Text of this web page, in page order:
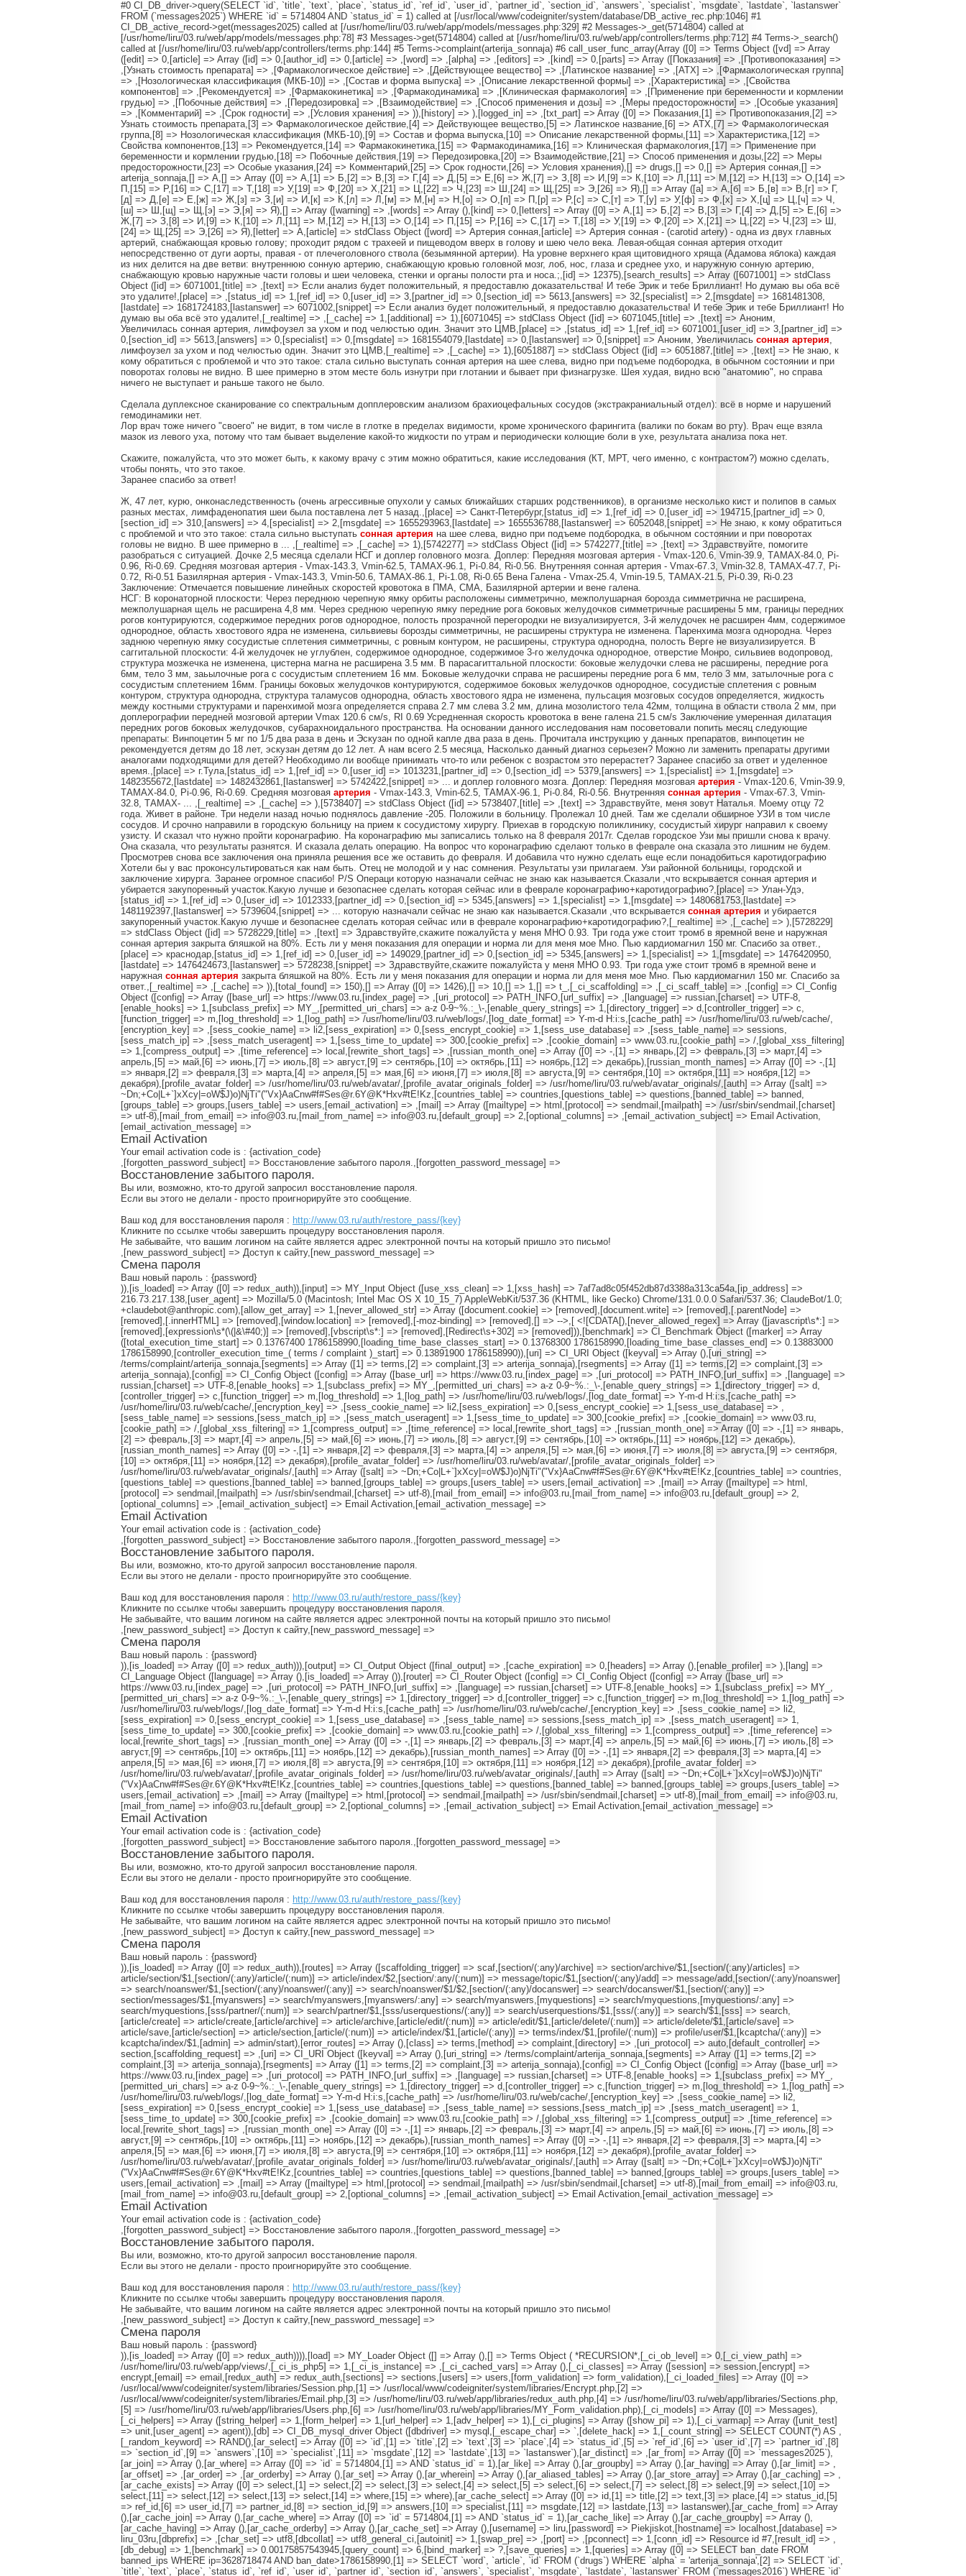
#0 CI_DB_driver->query(SELECT `id`, `title`, `text`, `place`, `status_id`, `ref_id`, `user_id`, `partner_id`, `section_id`, `answers`, `specialist`, `msgdate`, `lastdate`, `lastanswer`
FROM (`messages2025`) WHERE `id` = 5714804 AND `status_id` = 1) called at [/usr/local/www/codeigniter/system/database/DB_active_rec.php:1046] #1
CI_DB_active_record->get(messages2025) called at [/usr/home/liru/03.ru/web/app/models/messages.php:329] #2 Messages->_get(5714804) called at
[/usr/home/liru/03.ru/web/app/models/messages.php:78] #3 Messages->get(5714804) called at [/usr/home/liru/03.ru/web/app/controllers/terms.php:712] #4 Terms->_search()
called at [/usr/home/liru/03.ru/web/app/controllers/terms.php:144] #5 Terms->complaint(arterija_sonnaja) #6 call_user_func_array(Array ([0] => Terms Object ([vd] => Array
([edit] => 0,[article] => Array ([id] => 0,[author_id] => 0,[article] => ,[word] => ,[alpha] => ,[editors] => ,[kind] => 0,[parts] => Array ([Показания] => ,[Противопоказания] =>
,[Узнать стоимость препарата] => ,[Фармакологическое действие] => ,[Действующее вещество] => ,[Латинское название] => ,[АТХ] => ,[Фармакологическая группа]
=> ,[Нозологическая классификация (МКБ-10)] => ,[Состав и форма выпуска] => ,[Описание лекарственной формы] => ,[Характеристика] => ,[Свойства
компонентов] => ,[Рекомендуется] => ,[Фармакокинетика] => ,[Фармакодинамика] => ,[Клиническая фармакология] => ,[Применение при беременности и кормлении
грудью] => ,[Побочные действия] => ,[Передозировка] => ,[Взаимодействие] => ,[Способ применения и дозы] => ,[Меры предосторожности] => ,[Особые указания]
=> ,[Комментарий] => ,[Срок годности] => ,[Условия хранения] => )),[history] => ),[logged_in] => ,[txt_part] => Array ([0] => Показания,[1] => Противопоказания,[2] =>
Узнать стоимость препарата,[3] => Фармакологическое действие,[4] => Действующее вещество,[5] => Латинское название,[6] => АТХ,[7] => Фармакологическая
группа,[8] => Нозологическая классификация (МКБ-10),[9] => Состав и форма выпуска,[10] => Описание лекарственной формы,[11] => Характеристика,[12] =>
Свойства компонентов,[13] => Рекомендуется,[14] => Фармакокинетика,[15] => Фармакодинамика,[16] => Клиническая фармакология,[17] => Применение при
беременности и кормлении грудью,[18] => Побочные действия,[19] => Передозировка,[20] => Взаимодействие,[21] => Способ применения и дозы,[22] => Меры
предосторожности,[23] => Особые указания,[24] => Комментарий,[25] => Срок годности,[26] => Условия хранения),[] => drugs,[] => 0,[] => Артерия сонная,[] =>
arterija_sonnaja,[] => А,[] => Array ([0] => А,[1] => Б,[2] => В,[3] => Г,[4] => Д,[5] => Е,[6] => Ж,[7] => З,[8] => И,[9] => К,[10] => Л,[11] => М,[12] => Н,[13] => О,[14] =>
П,[15] => Р,[16] => С,[17] => Т,[18] => У,[19] => Ф,[20] => Х,[21] => Ц,[22] => Ч,[23] => Ш,[24] => Щ,[25] => Э,[26] => Я),[] => Array ([а] => А,[б] => Б,[в] => В,[г] => Г,
[д] => Д,[е] => Е,[ж] => Ж,[з] => З,[и] => И,[к] => К,[л] => Л,[м] => М,[н] => Н,[о] => О,[п] => П,[р] => Р,[с] => С,[т] => Т,[у] => У,[ф] => Ф,[х] => Х,[ц] => Ц,[ч] => Ч,
[ш] => Ш,[щ] => Щ,[э] => Э,[я] => Я),[] => Array ([warning] => ,[words] => Array (),[kind] => 0,[letters] => Array ([0] => А,[1] => Б,[2] => В,[3] => Г,[4] => Д,[5] => Е,[6] =>
Ж,[7] => З,[8] => И,[9] => К,[10] => Л,[11] => М,[12] => Н,[13] => О,[14] => П,[15] => Р,[16] => С,[17] => Т,[18] => У,[19] => Ф,[20] => Х,[21] => Ц,[22] => Ч,[23] => Ш,
[24] => Щ,[25] => Э,[26] => Я),[letter] => А,[article] => stdClass Object ([word] => Артерия сонная,[article] => Артерия сонная - (carotid artery) - одна из двух главных
артерий, снабжающая кровью голову; проходит рядом с трахеей и пищеводом вверх в голову и шею чело века. Левая-общая сонная артерия отходит
непосредственно от дуги аорты, правая - от плечеголовного ствола (безымянной артерии). На уровне верхнего края щитовидного хряща (Адамова яблока) каждая
из них делится на две ветви: внутреннюю сонную артерию, снабжающую кровью головной мозг, лоб, нос, глаза и среднее ухо, и наружную сонную артерию,
снабжающую кровью наружные части головы и шеи человека, стенки и органы полости рта и носа.;,[id] => 12375),[search_results] => Array ([6071001] => stdClass
Object ([id] => 6071001,[title] => ,[text] => Если анализ будет положительный, я предоставлю доказательства! И тебе Эрик и тебе Бриллиант! Но думаю вы оба всё
это удалите!,[place] => ,[status_id] => 1,[ref_id] => 0,[user_id] => 3,[partner_id] => 0,[section_id] => 5613,[answers] => 32,[specialist] => 2,[msgdate] => 1681481308,
[lastdate] => 1681724183,[lastanswer] => 6071002,[snippet] => Если анализ будет положительный, я предоставлю доказательства! И тебе Эрик и тебе Бриллиант! Но
думаю вы оба всё это удалите!,[_realtime] => ,[_cache] => 1,[additional] => 1),[6071045] => stdClass Object ([id] => 6071045,[title] => ,[text] => Аноним,
Увеличилась сонная артерия, лимфоузел за ухом и под челюстью один. Значит это ЦМВ,[place] => ,[status_id] => 1,[ref_id] => 6071001,[user_id] => 3,[partner_id] =>
0,[section_id] => 5613,[answers] => 0,[specialist] => 0,[msgdate] => 1681554079,[lastdate] => 0,[lastanswer] => 0,[snippet] => Аноним, Увеличилась сонная артерия,
лимфоузел за ухом и под челюстью один. Значит это ЦМВ,[_realtime] => ,[_cache] => 1),[6051887] => stdClass Object ([id] => 6051887,[title] => ,[text] => Не знаю, к
кому обратиться с проблемой и что это такое: стала сильно выступать сонная артерия на шее слева, видно при подъеме подбородка, в обычном состоянии и при
поворотах головы не видно. В шее примерно в этом месте боль изнутри при глотании и бывает при физнагрузке. Шея худая, видно всю "анатомию", но справа
ничего не выступает и раньше такого не было.
Сделала дуплексное сканирование со спектральным допплеровским анализом брахиоцефальных сосудов (экстракраниальный отдел): всё в норме и нарушений
гемодинамики нет.
Лор врач тоже ничего "своего" не видит, в том числе в глотке в пределах видимости, кроме хронического фарингита (валики по бокам во рту). Врач еще взяла
мазок из левого уха, потому что там бывает выделение какой-то жидкости по утрам и периодически колющие боли в ухе, результата анализа пока нет.
Скажите, пожалуйста, что это может быть, к какому врачу с этим можно обратиться, какие исследования (КТ, МРТ, чего именно, с контрастом?) можно сделать,
чтобы понять, что это такое.
Заранее спасибо за ответ!
Ж, 47 лет, курю, онконаследственность (очень агрессивные опухоли у самых ближайших старших родственников), в организме несколько кист и полипов в самых
разных местах, лимфаденопатия шеи была поставлена лет 5 назад.,[place] => Санкт-Петербург,[status_id] => 1,[ref_id] => 0,[user_id] => 194715,[partner_id] => 0,
[section_id] => 310,[answers] => 4,[specialist] => 2,[msgdate] => 1655293963,[lastdate] => 1655536788,[lastanswer] => 6052048,[snippet] => Не знаю, к кому обратиться
с проблемой и что это такое: стала сильно выступать сонная артерия на шее слева, видно при подъеме подбородка, в обычном состоянии и при поворотах
головы не видно. В шее примерно в ... ,[_realtime] => ,[_cache] => 1),[5742277] => stdClass Object ([id] => 5742277,[title] => ,[text] => Здравствуйте, помогите
разобраться с ситуацией. Дочке 2,5 месяца сделали НСГ и доплер головного мозга. Доплер: Передняя мозговая артерия - Vmax-120.6, Vmin-39.9, ТАМАХ-84.0, Pi-
0.96, Ri-0.69. Средняя мозговая артерия - Vmax-143.3, Vmin-62.5, ТАМАХ-96.1, Pi-0.84, Ri-0.56. Внутренняя сонная артерия - Vmax-67.3, Vmin-32.8, ТАМАХ-47.7, Pi-
0.72, Ri-0.51 Базилярная артерия - Vmax-143.3, Vmin-50.6, ТАМАХ-86.1, Pi-1.08, Ri-0.65 Вена Галена - Vmax-25.4, Vmin-19.5, ТАМАХ-21.5, Pi-0.39, Ri-0.23
Заключение: Отмечается повышение линейных скоростей кровотока в ПМА, СМА, Базилярной артерии и вене галена.
НСГ: В коронаторной плоскости: Через переднюю черепную ямку орбиты расположены симметрично, межполушарная борозда симметрична не расширена,
межполушарная щель не расширена 4,8 мм. Через среднюю черепную ямку передние рога боковых желудочков симметричные расширены 5 мм, границы передних
рогов контурируются, содержимое передних рогов однородное, полость прозрачной перегородки не визуализируется, 3-й желудочек не расширен 4мм, содержимое
однородное, область хвостового ядра не изменена, сильвиевы борозды симметричны, не расширены структура не изменена. Паренхима мозга однородна. Через
заднюю черепную ямку сосудистые сплетения симметричны, с ровным контуром, не расширены, структура однородна, полость Верге не визуализируется. В
саггитальной плоскости: 4-й желудочек не углублен, содержимое однородное, содержимое 3-го желудочка однородное, отверстие Монро, сильвиев водопровод,
структура мозжечка не изменена, цистерна магна не расширена 3.5 мм. В парасагиттальной плоскости: боковые желудочки слева не расширены, передние рога
6мм, тело 3 мм, заьылочные рога с сосудистым сплетением 16 мм. Боковые желудочки справа не расширены передние рога 6 мм, тело 3 мм, затылочные рога с
сосудистым сплетением 16мм. Границы боковых желудочков контурируются, содержимое боковых желудочков однородное, сосудистые сплетения с ровным
контуром, структура однородна, структура таламусов однородна, область хвостового ядра не изменена, пульсация мозговых сосудов определяется, жидкость
между костными структурами и паренхимой мозга определяется справа 2.7 мм слева 3.2 мм, длина мозолистого тела 42мм, толщина в области ствола 2 мм, при
доплерографии передней мозговой артерии Vmax 120.6 см/s, RI 0.69 Усредненная скорость кровотока в вене галена 21.5 см/s Заключение умеренная дилатация
передних рогов боковых желудочков, субарахноидального пространства. На основании данного исследования нам посоветовали попить месяц следующие
препараты: Винпоцетин 5 мг по 1/5 два раза в день и Эскузан по одной капле два раза в день. Прочитала инструкцию у данных препаратов, винпоцетин не
рекомендуется детям до 18 лет, эскузан детям до 12 лет. А нам всего 2.5 месяца, Насколько данный диагноз серьезен? Можно ли заменить препараты другими
аналогами подходящими для детей? Необходимо ли вообще принимать что-то или ребенок с возрастом это перерастет? Заранее спасибо за ответ и уделенное
время.,[place] => г.Тула,[status_id] => 1,[ref_id] => 0,[user_id] => 1013231,[partner_id] => 0,[section_id] => 5379,[answers] => 1,[specialist] => 1,[msgdate] =>
1482355672,[lastdate] => 1482432861,[lastanswer] => 5742422,[snippet] => ... и доплер головного мозга. Доплер: Передняя мозговая артерия - Vmax-120.6, Vmin-39.9,
ТАМАХ-84.0, Pi-0.96, Ri-0.69. Средняя мозговая артерия - Vmax-143.3, Vmin-62.5, ТАМАХ-96.1, Pi-0.84, Ri-0.56. Внутренняя сонная артерия - Vmax-67.3, Vmin-
32.8, ТАМАХ- ... ,[_realtime] => ,[_cache] => ),[5738407] => stdClass Object ([id] => 5738407,[title] => ,[text] => Здравствуйте, меня зовут Наталья. Моему отцу 72
года. Живет в районе. Три недели назад ночью поднялось давление -205. Положили в больницу. Пролежал 10 дней. Там же сделали обширное УЗИ в том числе
сосудов. И срочно направили в городскую больницу на прием к сосудистому хирургу. Приехав в городскую поликлинику, сосудистый хирург направил к своему
узисту. И сказал что нужно пройти коронаграфию. На коронаграфию мы записались только на 8 февраля 2017г. Сделав городское Узи мы пришли снова к врачу.
Она сказала, что результаты разнятся. И сказала делать операцию. На вопрос что коронаграфию сделают только в феврале она сказала это лишним не будем.
Просмотрев снова все заключения она приняла решения все же оставить до февраля. И добавила что нужно сделать еще если понадобиться каротидографию
Хотели бы у вас проконсультироваться как нам быть. Отец не молодой и у нас сомнения. Результаты узи прилагаем. Узи районной больницы, городской и
заключение хирурга. Заранее огромное спасибо! P/S Операци которую назначали сейчас не знаю как называется.Сказали ,что вскрывается сонная артерия и
убирается закупоренный участок.Какую лучше и безопаснее сделать которая сейчас или в феврале коронаграфию+каротидографию?,[place] => Улан-Удэ,
[status_id] => 1,[ref_id] => 0,[user_id] => 1012333,[partner_id] => 0,[section_id] => 5345,[answers] => 1,[specialist] => 1,[msgdate] => 1480681753,[lastdate] =>
1481192397,[lastanswer] => 5739604,[snippet] => ... которую назначали сейчас не знаю как называется.Сказали ,что вскрывается сонная артерия и убирается
закупоренный участок.Какую лучше и безопаснее сделать которая сейчас или в феврале коронаграфию+каротидографию?,[_realtime] => ,[_cache] => ),[5728229]
=> stdClass Object ([id] => 5728229,[title] => ,[text] => Здравствуйте,скажите пожалуйста у меня МНО 0.93. Три года уже стоит тромб в яремной вене и наружная
сонная артерия закрыта бляшкой на 80%. Есть ли у меня показания для операции и норма ли для меня мое Мно. Пью кардиомагнил 150 мг. Спасибо за ответ.,
[place] => краснодар,[status_id] => 1,[ref_id] => 0,[user_id] => 149029,[partner_id] => 0,[section_id] => 5345,[answers] => 1,[specialist] => 1,[msgdate] => 1476420950,
[lastdate] => 1476424673,[lastanswer] => 5728238,[snippet] => Здравствуйте,скажите пожалуйста у меня МНО 0.93. Три года уже стоит тромб в яремной вене и
наружная сонная артерия закрыта бляшкой на 80%. Есть ли у меня показания для операции и норма ли для меня мое Мно. Пью кардиомагнил 150 мг. Спасибо за
ответ.,[_realtime] => ,[_cache] => )),[total_found] => 150),[] => Array ([0] => 1426),[] => 10,[] => 1,[] => t_,[_ci_scaffolding] => ,[_ci_scaff_table] => ,[config] => CI_Config
Object ([config] => Array ([base_url] => https://www.03.ru,[index_page] => ,[uri_protocol] => PATH_INFO,[url_suffix] => ,[language] => russian,[charset] => UTF-8,
[enable_hooks] => 1,[subclass_prefix] => MY_,[permitted_uri_chars] => a-z 0-9~%.:_\-,[enable_query_strings] => 1,[directory_trigger] => d,[controller_trigger] => c,
[function_trigger] => m,[log_threshold] => 1,[log_path] => /usr/home/liru/03.ru/web/logs/,[log_date_format] => Y-m-d H:i:s,[cache_path] => /usr/home/liru/03.ru/web/cache/,
[encryption_key] => ,[sess_cookie_name] => li2,[sess_expiration] => 0,[sess_encrypt_cookie] => 1,[sess_use_database] => ,[sess_table_name] => sessions,
[sess_match_ip] => ,[sess_match_useragent] => 1,[sess_time_to_update] => 300,[cookie_prefix] => ,[cookie_domain] => www.03.ru,[cookie_path] => /,[global_xss_filtering]
=> 1,[compress_output] => ,[time_reference] => local,[rewrite_short_tags] => ,[russian_month_one] => Array ([0] => -,[1] => январь,[2] => февраль,[3] => март,[4] =>
апрель,[5] => май,[6] => июнь,[7] => июль,[8] => август,[9] => сентябрь,[10] => октябрь,[11] => ноябрь,[12] => декабрь),[russian_month_names] => Array ([0] => -,[1]
=> января,[2] => февраля,[3] => марта,[4] => апреля,[5] => мая,[6] => июня,[7] => июля,[8] => августа,[9] => сентября,[10] => октября,[11] => ноября,[12] =>
декабря),[profile_avatar_folder] => /usr/home/liru/03.ru/web/avatar/,[profile_avatar_originals_folder] => /usr/home/liru/03.ru/web/avatar_originals/,[auth] => Array ([salt] =>
~Dn;+Co|L+`]xXcy|=oW$J)o)NjTi"("Vx}AaCnw#f#Ses@r.6Y@K*Hxv#tE!Kz,[countries_table] => countries,[questions_table] => questions,[banned_table] => banned,
[groups_table] => groups,[users_table] => users,[email_activation] => ,[mail] => Array ([mailtype] => html,[protocol] => sendmail,[mailpath] => /usr/sbin/sendmail,[charset]
=> utf-8),[mail_from_email] => info@03.ru,[mail_from_name] => info@03.ru,[default_group] => 2,[optional_columns] => ,[email_activation_subject] => Email Activation,
[email_activation_message] =>
Email Activation
Your email activation code is : {activation_code}
,[forgotten_password_subject] => Восстановление забытого пароля.,[forgotten_password_message] =>
Восстановление забытого пароля.
Вы или, возможно, кто-то другой запросил восстановление пароля.
Если вы этого не делали - просто проигнорируйте это сообщение.
Ваш код для восстановления пароля : http://www.03.ru/auth/restore_pass/{key}
Кликните по ссылке чтобы завершить процедуру восстановления пароля.
Не забывайте, что вашим логином на сайте является адрес электронной почты на который пришло это письмо!
,[new_password_subject] => Доступ к сайту,[new_password_message] =>
Смена пароля
Ваш новый пароль : {password}
)),[is_loaded] => Array ([0] => redux_auth)),[input] => MY_Input Object ([use_xss_clean] => 1,[xss_hash] => 7af7ad8c05f452db87d3388a313ca54a,[ip_address] =>
216.73.217.138,[user_agent] => Mozilla/5.0 (Macintosh; Intel Mac OS X 10_15_7) AppleWebKit/537.36 (KHTML, like Gecko) Chrome/131.0.0.0 Safari/537.36; ClaudeBot/1.0;
+claudebot@anthropic.com),[allow_get_array] => 1,[never_allowed_str] => Array ([document.cookie] => [removed],[document.write] => [removed],[.parentNode] =>
[removed],[.innerHTML] => [removed],[window.location] => [removed],[-moz-binding] => [removed],[] => -->,[ <![CDATA[),[never_allowed_regex] => Array ([javascript\s*:] =>
[removed],[expression\s*(\(|&\#40;)] => [removed],[vbscript\s*:] => [removed],[Redirect\s+302] => [removed])),[benchmark] => CI_Benchmark Object ([marker] => Array
([total_execution_time_start] => 0.13767400 1786158990,[loading_time_base_classes_start] => 0.13768300 1786158990,[loading_time_base_classes_end] => 0.13883000
1786158990,[controller_execution_time_( terms / complaint )_start] => 0.13891900 1786158990)),[uri] => CI_URI Object ([keyval] => Array (),[uri_string] =>
/terms/complaint/arterija_sonnaja,[segments] => Array ([1] => terms,[2] => complaint,[3] => arterija_sonnaja),[rsegments] => Array ([1] => terms,[2] => complaint,[3] =>
arterija_sonnaja),[config] => CI_Config Object ([config] => Array ([base_url] => https://www.03.ru,[index_page] => ,[uri_protocol] => PATH_INFO,[url_suffix] => ,[language] =>
russian,[charset] => UTF-8,[enable_hooks] => 1,[subclass_prefix] => MY_,[permitted_uri_chars] => a-z 0-9~%.:_\-,[enable_query_strings] => 1,[directory_trigger] => d,
[controller_trigger] => c,[function_trigger] => m,[log_threshold] => 1,[log_path] => /usr/home/liru/03.ru/web/logs/,[log_date_format] => Y-m-d H:i:s,[cache_path] =>
/usr/home/liru/03.ru/web/cache/,[encryption_key] => ,[sess_cookie_name] => li2,[sess_expiration] => 0,[sess_encrypt_cookie] => 1,[sess_use_database] => ,
[sess_table_name] => sessions,[sess_match_ip] => ,[sess_match_useragent] => 1,[sess_time_to_update] => 300,[cookie_prefix] => ,[cookie_domain] => www.03.ru,
[cookie_path] => /,[global_xss_filtering] => 1,[compress_output] => ,[time_reference] => local,[rewrite_short_tags] => ,[russian_month_one] => Array ([0] => -,[1] => январь,
[2] => февраль,[3] => март,[4] => апрель,[5] => май,[6] => июнь,[7] => июль,[8] => август,[9] => сентябрь,[10] => октябрь,[11] => ноябрь,[12] => декабрь),
[russian_month_names] => Array ([0] => -,[1] => января,[2] => февраля,[3] => марта,[4] => апреля,[5] => мая,[6] => июня,[7] => июля,[8] => августа,[9] => сентября,
[10] => октября,[11] => ноября,[12] => декабря),[profile_avatar_folder] => /usr/home/liru/03.ru/web/avatar/,[profile_avatar_originals_folder] =>
/usr/home/liru/03.ru/web/avatar_originals/,[auth] => Array ([salt] => ~Dn;+Co|L+`]xXcy|=oW$J)o)NjTi"("Vx}AaCnw#f#Ses@r.6Y@K*Hxv#tE!Kz,[countries_table] => countries,
[questions_table] => questions,[banned_table] => banned,[groups_table] => groups,[users_table] => users,[email_activation] => ,[mail] => Array ([mailtype] => html,
[protocol] => sendmail,[mailpath] => /usr/sbin/sendmail,[charset] => utf-8),[mail_from_email] => info@03.ru,[mail_from_name] => info@03.ru,[default_group] => 2,
[optional_columns] => ,[email_activation_subject] => Email Activation,[email_activation_message] =>
Email Activation
Your email activation code is : {activation_code}
,[forgotten_password_subject] => Восстановление забытого пароля.,[forgotten_password_message] =>
Восстановление забытого пароля.
Вы или, возможно, кто-то другой запросил восстановление пароля.
Если вы этого не делали - просто проигнорируйте это сообщение.
Ваш код для восстановления пароля : http://www.03.ru/auth/restore_pass/{key}
Кликните по ссылке чтобы завершить процедуру восстановления пароля.
Не забывайте, что вашим логином на сайте является адрес электронной почты на который пришло это письмо!
,[new_password_subject] => Доступ к сайту,[new_password_message] =>
Смена пароля
Ваш новый пароль : {password}
)),[is_loaded] => Array ([0] => redux_auth))),[output] => CI_Output Object ([final_output] => ,[cache_expiration] => 0,[headers] => Array (),[enable_profiler] => ),[lang] =>
CI_Language Object ([language] => Array (),[is_loaded] => Array ()),[router] => CI_Router Object ([config] => CI_Config Object ([config] => Array ([base_url] =>
https://www.03.ru,[index_page] => ,[uri_protocol] => PATH_INFO,[url_suffix] => ,[language] => russian,[charset] => UTF-8,[enable_hooks] => 1,[subclass_prefix] => MY_,
[permitted_uri_chars] => a-z 0-9~%.:_\-,[enable_query_strings] => 1,[directory_trigger] => d,[controller_trigger] => c,[function_trigger] => m,[log_threshold] => 1,[log_path] =>
/usr/home/liru/03.ru/web/logs/,[log_date_format] => Y-m-d H:i:s,[cache_path] => /usr/home/liru/03.ru/web/cache/,[encryption_key] => ,[sess_cookie_name] => li2,
[sess_expiration] => 0,[sess_encrypt_cookie] => 1,[sess_use_database] => ,[sess_table_name] => sessions,[sess_match_ip] => ,[sess_match_useragent] => 1,
[sess_time_to_update] => 300,[cookie_prefix] => ,[cookie_domain] => www.03.ru,[cookie_path] => /,[global_xss_filtering] => 1,[compress_output] => ,[time_reference] =>
local,[rewrite_short_tags] => ,[russian_month_one] => Array ([0] => -,[1] => январь,[2] => февраль,[3] => март,[4] => апрель,[5] => май,[6] => июнь,[7] => июль,[8] =>
август,[9] => сентябрь,[10] => октябрь,[11] => ноябрь,[12] => декабрь),[russian_month_names] => Array ([0] => -,[1] => января,[2] => февраля,[3] => марта,[4] =>
апреля,[5] => мая,[6] => июня,[7] => июля,[8] => августа,[9] => сентября,[10] => октября,[11] => ноября,[12] => декабря),[profile_avatar_folder] =>
/usr/home/liru/03.ru/web/avatar/,[profile_avatar_originals_folder] => /usr/home/liru/03.ru/web/avatar_originals/,[auth] => Array ([salt] => ~Dn;+Co|L+`]xXcy|=oW$J)o)NjTi"
("Vx}AaCnw#f#Ses@r.6Y@K*Hxv#tE!Kz,[countries_table] => countries,[questions_table] => questions,[banned_table] => banned,[groups_table] => groups,[users_table] =>
users,[email_activation] => ,[mail] => Array ([mailtype] => html,[protocol] => sendmail,[mailpath] => /usr/sbin/sendmail,[charset] => utf-8),[mail_from_email] => info@03.ru,
[mail_from_name] => info@03.ru,[default_group] => 2,[optional_columns] => ,[email_activation_subject] => Email Activation,[email_activation_message] =>
Email Activation
Your email activation code is : {activation_code}
,[forgotten_password_subject] => Восстановление забытого пароля.,[forgotten_password_message] =>
Восстановление забытого пароля.
Вы или, возможно, кто-то другой запросил восстановление пароля.
Если вы этого не делали - просто проигнорируйте это сообщение.
Ваш код для восстановления пароля : http://www.03.ru/auth/restore_pass/{key}
Кликните по ссылке чтобы завершить процедуру восстановления пароля.
Не забывайте, что вашим логином на сайте является адрес электронной почты на который пришло это письмо!
,[new_password_subject] => Доступ к сайту,[new_password_message] =>
Смена пароля
Ваш новый пароль : {password}
)),[is_loaded] => Array ([0] => redux_auth)),[routes] => Array ([scaffolding_trigger] => scaf,[section/(:any)/archive] => section/archive/$1,[section/(:any)/articles] =>
article/section/$1,[section/(:any)/article/(:num)] => article/index/$2,[section/:any/(:num)] => message/topic/$1,[section/(:any)/add] => message/add,[section/(:any)/noanswer]
=> search/noanswer/$1,[section/(:any)/noanswer/(:any)] => search/noanswer/$1/$2,[section/(:any)/docanswer] => search/docanswer/$1,[section/(:any)] =>
section/messages/$1,[myanswers] => search/myanswers,[myanswers/:any] => search/myanswers,[myquestions] => search/myquestions,[myquestions/:any] =>
search/myquestions,[sss/partner/(:num)] => search/partner/$1,[sss/userquestions/(:any)] => search/userquestions/$1,[sss/(:any)] => search/$1,[sss] => search,
[article/create] => article/create,[article/archive] => article/archive,[article/edit/(:num)] => article/edit/$1,[article/delete/(:num)] => article/delete/$1,[article/save] =>
article/save,[article/section] => article/section,[article/(:num)] => article/index/$1,[article/(:any)] => terms/index/$1,[profile/(:num)] => profile/user/$1,[kcaptcha/(:any)] =>
kcaptcha/index/$1,[admin] => admin/start),[error_routes] => Array (),[class] => terms,[method] => complaint,[directory] => ,[uri_protocol] => auto,[default_controller] =>
section,[scaffolding_request] => ,[uri] => CI_URI Object ([keyval] => Array (),[uri_string] => /terms/complaint/arterija_sonnaja,[segments] => Array ([1] => terms,[2] =>
complaint,[3] => arterija_sonnaja),[rsegments] => Array ([1] => terms,[2] => complaint,[3] => arterija_sonnaja),[config] => CI_Config Object ([config] => Array ([base_url] =>
https://www.03.ru,[index_page] => ,[uri_protocol] => PATH_INFO,[url_suffix] => ,[language] => russian,[charset] => UTF-8,[enable_hooks] => 1,[subclass_prefix] => MY_,
[permitted_uri_chars] => a-z 0-9~%.:_\-,[enable_query_strings] => 1,[directory_trigger] => d,[controller_trigger] => c,[function_trigger] => m,[log_threshold] => 1,[log_path] =>
/usr/home/liru/03.ru/web/logs/,[log_date_format] => Y-m-d H:i:s,[cache_path] => /usr/home/liru/03.ru/web/cache/,[encryption_key] => ,[sess_cookie_name] => li2,
[sess_expiration] => 0,[sess_encrypt_cookie] => 1,[sess_use_database] => ,[sess_table_name] => sessions,[sess_match_ip] => ,[sess_match_useragent] => 1,
[sess_time_to_update] => 300,[cookie_prefix] => ,[cookie_domain] => www.03.ru,[cookie_path] => /,[global_xss_filtering] => 1,[compress_output] => ,[time_reference] =>
local,[rewrite_short_tags] => ,[russian_month_one] => Array ([0] => -,[1] => январь,[2] => февраль,[3] => март,[4] => апрель,[5] => май,[6] => июнь,[7] => июль,[8] =>
август,[9] => сентябрь,[10] => октябрь,[11] => ноябрь,[12] => декабрь),[russian_month_names] => Array ([0] => -,[1] => января,[2] => февраля,[3] => марта,[4] =>
апреля,[5] => мая,[6] => июня,[7] => июля,[8] => августа,[9] => сентября,[10] => октября,[11] => ноября,[12] => декабря),[profile_avatar_folder] =>
/usr/home/liru/03.ru/web/avatar/,[profile_avatar_originals_folder] => /usr/home/liru/03.ru/web/avatar_originals/,[auth] => Array ([salt] => ~Dn;+Co|L+`]xXcy|=oW$J)o)NjTi"
("Vx}AaCnw#f#Ses@r.6Y@K*Hxv#tE!Kz,[countries_table] => countries,[questions_table] => questions,[banned_table] => banned,[groups_table] => groups,[users_table] =>
users,[email_activation] => ,[mail] => Array ([mailtype] => html,[protocol] => sendmail,[mailpath] => /usr/sbin/sendmail,[charset] => utf-8),[mail_from_email] => info@03.ru,
[mail_from_name] => info@03.ru,[default_group] => 2,[optional_columns] => ,[email_activation_subject] => Email Activation,[email_activation_message] =>
Email Activation
Your email activation code is : {activation_code}
,[forgotten_password_subject] => Восстановление забытого пароля.,[forgotten_password_message] =>
Восстановление забытого пароля.
Вы или, возможно, кто-то другой запросил восстановление пароля.
Если вы этого не делали - просто проигнорируйте это сообщение.
Ваш код для восстановления пароля : http://www.03.ru/auth/restore_pass/{key}
Кликните по ссылке чтобы завершить процедуру восстановления пароля.
Не забывайте, что вашим логином на сайте является адрес электронной почты на который пришло это письмо!
,[new_password_subject] => Доступ к сайту,[new_password_message] =>
Смена пароля
Ваш новый пароль : {password}
)),[is_loaded] => Array ([0] => redux_auth)))),[load] => MY_Loader Object ([] => Array (),[] => Terms Object ( *RECURSION*,[_ci_ob_level] => 0,[_ci_view_path] =>
/usr/home/liru/03.ru/web/app/views/,[_ci_is_php5] => 1,[_ci_is_instance] => ,[_ci_cached_vars] => Array (),[_ci_classes] => Array ([session] => session,[encrypt] =>
encrypt,[email] => email,[redux_auth] => redux_auth,[sections] => sections,[users] => users,[form_validation] => form_validation),[_ci_loaded_files] => Array ([0] =>
/usr/local/www/codeigniter/system/libraries/Session.php,[1] => /usr/local/www/codeigniter/system/libraries/Encrypt.php,[2] =>
/usr/local/www/codeigniter/system/libraries/Email.php,[3] => /usr/home/liru/03.ru/web/app/libraries/redux_auth.php,[4] => /usr/home/liru/03.ru/web/app/libraries/Sections.php,
[5] => /usr/home/liru/03.ru/web/app/libraries/Users.php,[6] => /usr/home/liru/03.ru/web/app/libraries/MY_Form_validation.php),[_ci_models] => Array ([0] => Messages),
[_ci_helpers] => Array ([string_helper] => 1,[form_helper] => 1,[url_helper] => 1,[adv_helper] => 1),[_ci_plugins] => Array ([show_pi] => 1),[_ci_varmap] => Array ([unit_test]
=> unit,[user_agent] => agent)),[db] => CI_DB_mysql_driver Object ([dbdriver] => mysql,[_escape_char] => `,[delete_hack] => 1,[_count_string] => SELECT COUNT(*) AS ,
[_random_keyword] => RAND(),[ar_select] => Array ([0] => `id`,[1] => `title`,[2] => `text`,[3] => `place`,[4] => `status_id`,[5] => `ref_id`,[6] => `user_id`,[7] => `partner_id`,[8]
=> `section_id`,[9] => `answers`,[10] => `specialist`,[11] => `msgdate`,[12] => `lastdate`,[13] => `lastanswer`),[ar_distinct] => ,[ar_from] => Array ([0] => `messages2025`),
[ar_join] => Array (),[ar_where] => Array ([0] => `id` = 5714804,[1] => AND `status_id` = 1),[ar_like] => Array (),[ar_groupby] => Array (),[ar_having] => Array (),[ar_limit] => ,
[ar_offset] => ,[ar_order] => ,[ar_orderby] => Array (),[ar_set] => Array (),[ar_wherein] => Array (),[ar_aliased_tables] => Array (),[ar_store_array] => Array (),[ar_caching] => ,
[ar_cache_exists] => Array ([0] => select,[1] => select,[2] => select,[3] => select,[4] => select,[5] => select,[6] => select,[7] => select,[8] => select,[9] => select,[10] =>
select,[11] => select,[12] => select,[13] => select,[14] => where,[15] => where),[ar_cache_select] => Array ([0] => id,[1] => title,[2] => text,[3] => place,[4] => status_id,[5]
=> ref_id,[6] => user_id,[7] => partner_id,[8] => section_id,[9] => answers,[10] => specialist,[11] => msgdate,[12] => lastdate,[13] => lastanswer),[ar_cache_from] => Array
(),[ar_cache_join] => Array (),[ar_cache_where] => Array ([0] => `id` = 5714804,[1] => AND `status_id` = 1),[ar_cache_like] => Array (),[ar_cache_groupby] => Array (),
[ar_cache_having] => Array (),[ar_cache_orderby] => Array (),[ar_cache_set] => Array (),[username] => liru,[password] => Piekjiskot,[hostname] => localhost,[database] =>
liru_03ru,[dbprefix] => ,[char_set] => utf8,[dbcollat] => utf8_general_ci,[autoinit] => 1,[swap_pre] => ,[port] => ,[pconnect] => 1,[conn_id] => Resource id #7,[result_id] => ,
[db_debug] => 1,[benchmark] => 0.00175857543945,[query_count] => 6,[bind_marker] => ?,[save_queries] => 1,[queries] => Array ([0] => SELECT ban_date FROM
banned_ips WHERE ip=3628718474 AND ban_date>1786158990,[1] => SELECT `word`, `article`, `id` FROM (`drugs`) WHERE `alpha` = 'arterija_sonnaja',[2] => SELECT `id`,
`title`, `text`, `place`, `status_id`, `ref_id`, `user_id`, `partner_id`, `section_id`, `answers`, `specialist`, `msgdate`, `lastdate`, `lastanswer` FROM (`messages2016`) WHERE `id`